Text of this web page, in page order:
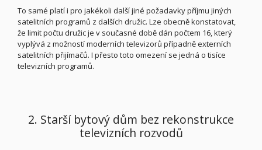
To samé platí i pro jakékoli další jiné požadavky příjmu jiných
satelitních programů z dalších družic. Lze obecně konstatovat,
že limit počtu družic je v současné době dán počtem 16, který
vyplývá z možností moderních televizorů případně externích
satelitních přijímačů. I přesto toto omezení se jedná o tisíce
televizních programů.
2. Starší bytový dům bez rekonstrukce
televizních rozvodů